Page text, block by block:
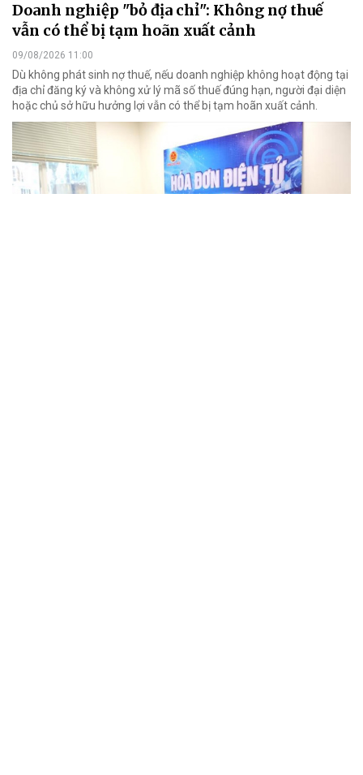
Doanh nghiệp "bỏ địa chỉ": Không nợ thuế
vẫn có thể bị tạm hoãn xuất cảnh
09/08/2026 11:00
Dù không phát sinh nợ thuế, nếu doanh nghiệp không hoạt động tại
địa chỉ đăng ký và không xử lý mã số thuế đúng hạn, người đại diện
hoặc chủ sở hữu hưởng lợi vẫn có thể bị tạm hoãn xuất cảnh.